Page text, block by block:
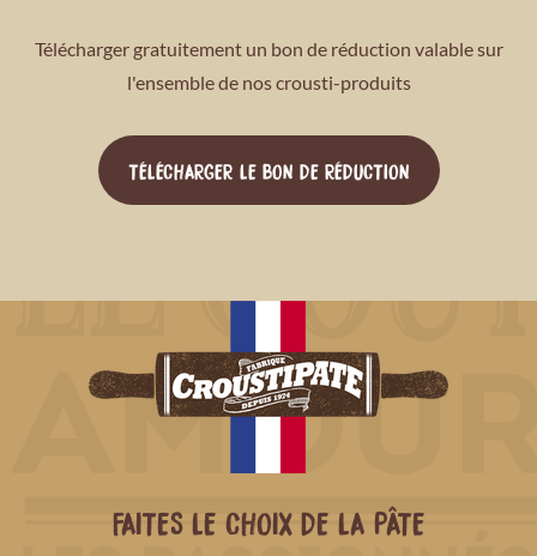
Télécharger gratuitement un bon de réduction valable sur
l'ensemble de nos crousti-produits
TÉLÉCHARGER LE BON DE RÉDUCTION
FAITES LE CHOIX DE LA PÂTE